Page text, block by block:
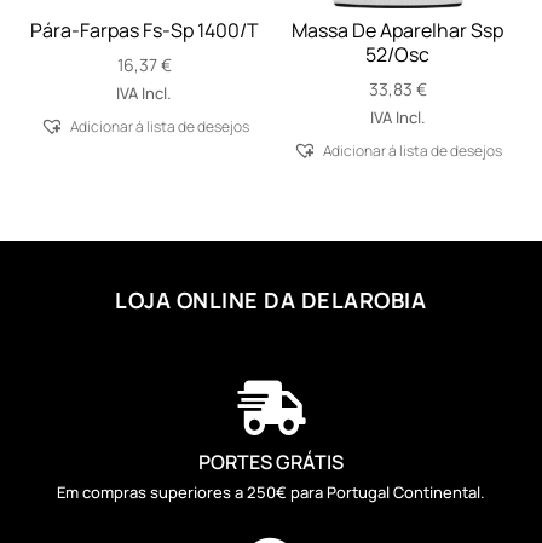
Pára-Farpas Fs-Sp 1400/T
16,37€
IVA Incl.
Adicionar á lista de desejos
Massa De Aparelhar Ssp
52/Osc
33,83 €
IVA Incl.
Adicionar á lista de desejos
LOJA ONLINE DA DELAROBIA

PORTES GRÁTIS
Em compras superiores a 250€ para Portugal Continental.